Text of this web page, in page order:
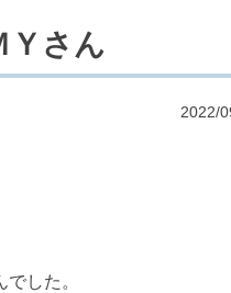
さん
2022/
した。